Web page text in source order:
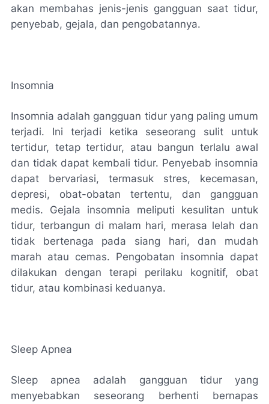
akan membahas jenis-jenis gangguan saat tidur,
penyebab, gejala, dan pengobatannya.
Insomnia
Insomnia adalah gangguan tidur yang paling umum
terjadi. Ini terjadi ketika seseorang sulit untuk
tertidur, tetap tertidur, atau bangun terlalu awal
dan tidak dapat kembali tidur. Penyebab insomnia
dapat bervariasi, termasuk stres, kecemasan,
depresi, obat-obatan tertentu, dan gangguan
medis. Gejala insomnia meliputi kesulitan untuk
tidur, terbangun di malam hari, merasa lelah dan
tidak bertenaga pada siang hari, dan mudah
marah atau cemas. Pengobatan insomnia dapat
dilakukan dengan terapi perilaku kognitif, obat
tidur, atau kombinasi keduanya.
Sleep Apnea
Sleep apnea adalah gangguan tidur yang
menyebabkan seseorang berhenti bernapas